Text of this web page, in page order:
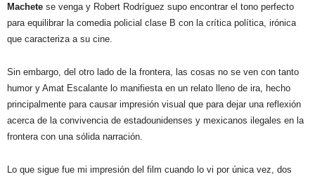
Machete se venga y Robert Rodríguez supo encontrar el tono perfecto
para equilibrar la comedia policial clase B con la crítica política, irónica
que caracteriza a su cine.
Sin embargo, del otro lado de la frontera, las cosas no se ven con tanto
humor y Amat Escalante lo manifiesta en un relato lleno de ira, hecho
principalmente para causar impresión visual que para dejar una reflexión
acerca de la convivencia de estadounidenses y mexicanos ilegales en la
frontera con una sólida narración.
Lo que sigue fue mi impresión del film cuando lo vi por única vez, dos